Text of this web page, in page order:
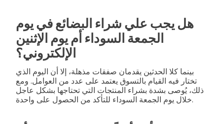
هل يجب علي شراء البضائع في يوم
الجمعة السوداء أم يوم الإثنين
الإلكتروني؟
بينما كلا الحدثين يقدمان صفقات مذهلة، إلا أن اليوم الذي
تختار فيه القيام بالتسوق يعتمد على عدد من العوامل. ومع
ذلك، يُوصى بشدة بشراء المنتجات التي تحتاجها بشكل عاجل
خلال يوم الجمعة السوداء للتأكد من الحصول على واحدة.